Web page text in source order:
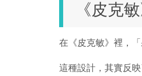
《皮克
在《皮克敏》裡，
這種設計，其實反